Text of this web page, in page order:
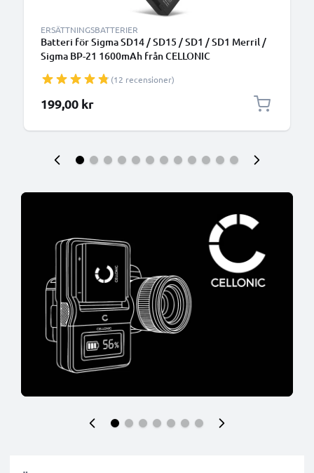
ERSÄTTNINGSBATTERIER
Batteri för Sigma SD14 / SD15 / SD1 / SD1 Merril /
Sigma BP-21 1600mAh från CELLONIC
(12 recensioner)
199,00 kr